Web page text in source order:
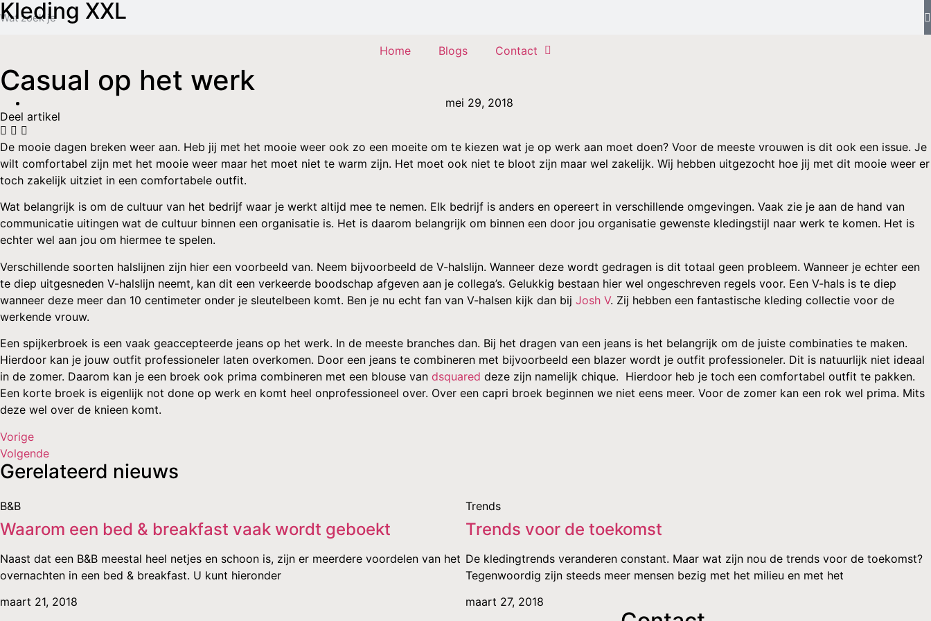
Kleding XXL
Home Blogs Contact
Casual op het werk
mei 29, 2018
Deel artikel
De mooie dagen breken weer aan. Heb jij met het mooie weer ook zo een moeite om te kiezen wat je op werk aan moet doen? Voor de meeste vrouwen is dit ook een issue. Je
wilt comfortabel zijn met het mooie weer maar het moet niet te warm zijn. Het moet ook niet te bloot zijn maar wel zakelijk. Wij hebben uitgezocht hoe jij met dit mooie weer er
toch zakelijk uitziet in een comfortabele outfit.
Wat belangrijk is om de cultuur van het bedrijf waar je werkt altijd mee te nemen. Elk bedrijf is anders en opereert in verschillende omgevingen. Vaak zie je aan de hand van
communicatie uitingen wat de cultuur binnen een organisatie is. Het is daarom belangrijk om binnen een door jou organisatie gewenste kledingstijl naar werk te komen. Het is
echter wel aan jou om hiermee te spelen.
Verschillende soorten halslijnen zijn hier een voorbeeld van. Neem bijvoorbeeld de V-halslijn. Wanneer deze wordt gedragen is dit totaal geen probleem. Wanneer je echter een
te diep uitgesneden V-halslijn neemt, kan dit een verkeerde boodschap afgeven aan je collega’s. Gelukkig bestaan hier wel ongeschreven regels voor. Een V-hals is te diep
wanneer deze meer dan 10 centimeter onder je sleutelbeen komt. Ben je nu echt fan van V-halsen kijk dan bij Josh V. Zij hebben een fantastische kleding collectie voor de
werkende vrouw.
Een spijkerbroek is een vaak geaccepteerde jeans op het werk. In de meeste branches dan. Bij het dragen van een jeans is het belangrijk om de juiste combinaties te maken.
Hierdoor kan je jouw outfit professioneler laten overkomen. Door een jeans te combineren met bijvoorbeeld een blazer wordt je outfit professioneler. Dit is natuurlijk niet ideaal
in de zomer. Daarom kan je een broek ook prima combineren met een blouse van dsquared deze zijn namelijk chique. Hierdoor heb je toch een comfortabel outfit te pakken.
Een korte broek is eigenlijk not done op werk en komt heel onprofessioneel over. Over een capri broek beginnen we niet eens meer. Voor de zomer kan een rok wel prima. Mits
deze wel over de knieen komt.
Vorige
Volgende
Gerelateerd nieuws
B&B
Waarom een bed & breakfast vaak wordt geboekt
Naast dat een B&B meestal heel netjes en schoon is, zijn er meerdere voordelen van het
overnachten in een bed & breakfast. U kunt hieronder
maart 21, 2018
Trends
Trends voor de toekomst
De kledingtrends veranderen constant. Maar wat zijn nou de trends voor de toekomst?
Tegenwoordig zijn steeds meer mensen bezig met het milieu en met het
maart 27, 2018